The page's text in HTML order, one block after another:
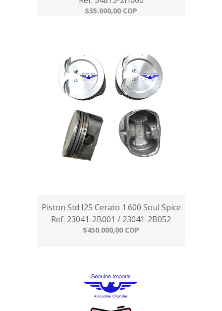
$35.000,00 COP
Piston Std I25 Cerato 1.600 Soul Spice
Ref: 23041-2B001 / 23041-2B052
$450.000,00 COP